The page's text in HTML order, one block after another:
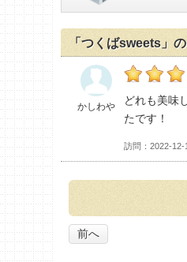
「つくばsweets」
かしわやの
どれも美味
たです！
訪問 2022-12-
かしわや
前へ